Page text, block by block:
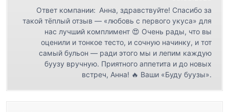
Ответ компании: Анна, здравствуйте! Спасибо за
такой тёплый отзыв — «любовь с первого укуса» для
нас лучший комплимент 😍 Очень рады, что вы
оценили и тонкое тесто, и сочную начинку, и тот
самый бульон — ради этого мы и лепим каждую
буузу вручную. Приятного аппетита и до новых
встреч, Анна! 🔥 Ваши «Буду буузы».